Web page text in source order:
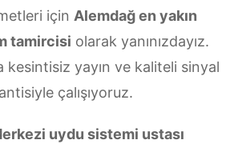
için Alemdağ en yakın
tamircisi olarak yanınızdayız.
kesintisiz yayın ve kaliteli sinyal
çalışıyoruz.
uydu sistemi ustası